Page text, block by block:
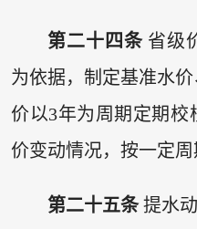
第二十四条省级
为依据，制定基准水
价以3年为周期定期
价变动情况，按一定周
第二十五条提水动